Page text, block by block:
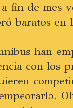
fin de mes
baratos en
han
con los